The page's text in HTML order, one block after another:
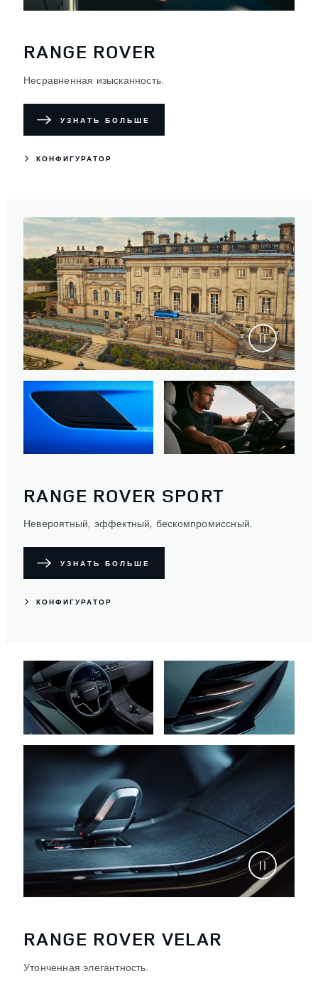
RANGE ROVER
Несравненная изысканность.
УЗНАТЬ БОЛЬШЕ
КОНФИГУРАТОР
RANGE ROVER SPORT
Невероятный, эффектный, бескомпромиссный.
УЗНАТЬ БОЛЬШЕ
КОНФИГУРАТОР
RANGE ROVER VELAR
Утонченная элегантность.